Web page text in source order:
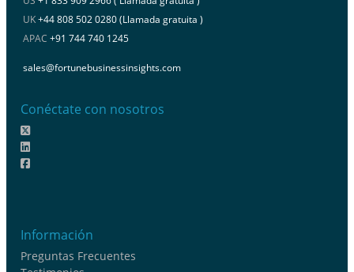
UK+44 808 502 0280 (Llamada gratuita )
APAC +91 744 740 1245
sales@fortunebusinessinsights.com
Conéctate con nosotros
Información
Preguntas Frecuentes